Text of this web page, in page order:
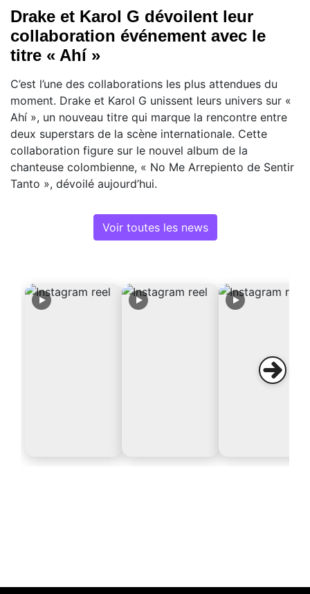
Drake et Karol G dévoilent leur
collaboration événement avec le
titre « Ahí »
C’est l’une des collaborations les plus attendues du
moment. Drake et Karol G unissent leurs univers sur «
Ahí », un nouveau titre qui marque la rencontre entre
deux superstars de la scène internationale. Cette
collaboration figure sur le nouvel album de la
chanteuse colombienne, « No Me Arrepiento de Sentir
Tanto », dévoilé aujourd’hui.
Voir toutes les news